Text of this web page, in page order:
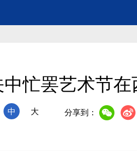
忙罢艺术节
中 大 分享到：